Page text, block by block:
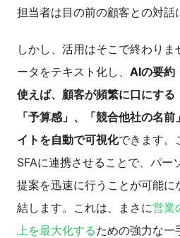
担当者は目の前の顧客との対話
しかし、活用はそこで終わり
ータをテキスト化し、 AIの要約
使えば、顧客が頻繁に口にする
「予算感」、「競合他社の名
イトを自動で可視化できます。
SFAに連携させることで、パー
提案を迅速に行うことが可能に
結します。これは、まさに営業
上を最大化するための強力な一